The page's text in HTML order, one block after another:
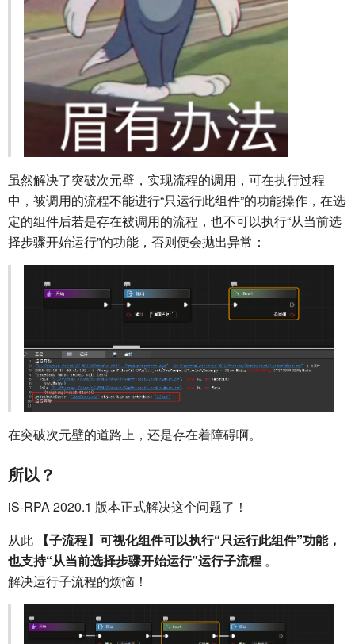
虽然解决了突破次元壁，实现流程的调用，可在执行过程
中，被调用的流程不能进行“只运行此组件”的功能操作，在选
定的组件后若是存在被调用的流程，也不可以执行“从当前选
择步骤开始运行”的功能，否则便会抛出异常：
在突破次元壁的道路上，还是存在着障碍啊。
所以？
iS-RPA 2020.1 版本正式解决这个问题了！
从此
【子流程】可视化组件可以执行“只运行此组件”功能，
也支持“从当前选择步骤开始运行”运行子流程 。
解决运行子流程的烦恼！